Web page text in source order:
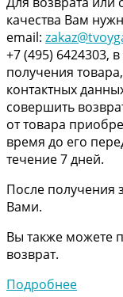
качества Вам
email:
+7 (495) 6424303,
получения
контактных
совершить
от товара
время до его
течение 7 дней.
После получения
Вами.
Вы также можете
возврат.
Подробнее